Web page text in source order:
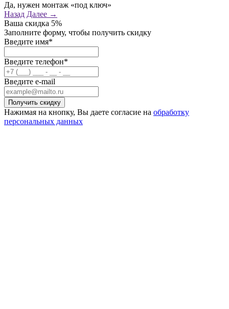
Да, нужен монтаж «под ключ»
Назад Далее →
Ваша скидка 5%
Заполните форму, чтобы получить скидку
Введите имя*
Введите телефон*
Введите e-mail
Нажимая на кнопку, Вы даете согласие на обработку
персональных данных